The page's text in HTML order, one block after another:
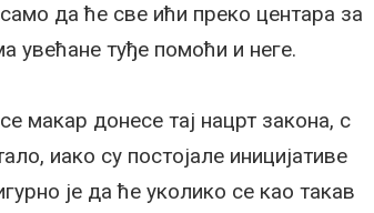
да ће све ићи преко центара за
увећане туђе помоћи и неге.
макар донесе тај нацрт закона, с
иако су постојале иницијативе
је да ће уколико се као такав